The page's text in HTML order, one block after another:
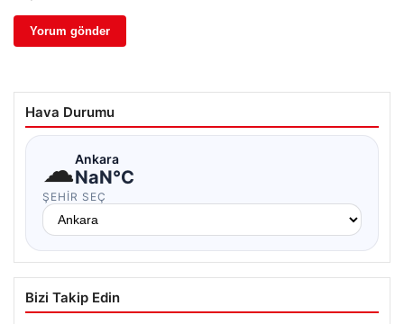
Hava Durumu
☁Ankara
NaN°C
ŞEHIR SEÇ
Bizi Takip Edin